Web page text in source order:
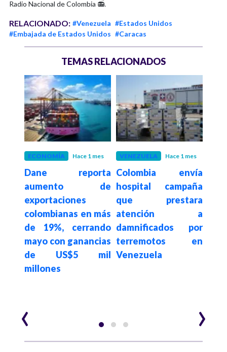
Radio Nacional de Colombia 📻.
RELACIONADO: #Venezuela #Estados Unidos
#Embajada de Estados Unidos #Caracas
TEMAS RELACIONADOS
ECONOMÍA Hace 1 mes
Dane reporta
aumento de
exportaciones
colombianas en más
de 19%, cerrando
mayo con ganancias
de US$5 mil
millones
VENEZUELA Hace 1 mes
Colombia envía
hospital campaña
que prestara
atención a
damnificados por
terremotos en
Venezuela
‹ ›